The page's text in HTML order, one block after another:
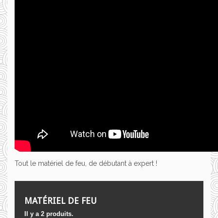
Tout le matériel de feu, de débutant à expert !
MATÉRIEL DE FEU
Il y a 2 produits.